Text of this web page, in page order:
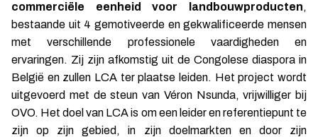
commerciële eenheid voor landbouwproducten,
bestaande uit 4 gemotiveerde en gekwalificeerde mensen
met verschillende professionele vaardigheden en
ervaringen. Zij zijn afkomstig uit de Congolese diaspora in
België en zullen LCA ter plaatse leiden. Het project wordt
uitgevoerd met de steun van Véron Nsunda, vrijwilliger bij
OVO. Het doel van LCA is om een leider en referentiepunt te
zijn op zijn gebied, in zijn doelmarkten en door zijn